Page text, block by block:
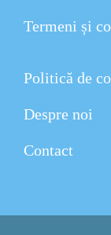
Termeni și
Politică de
Despre noi
Contact